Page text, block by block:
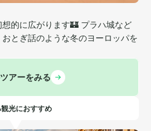
的に広がります🏰 プラハ城など
とぎ話のような冬のヨーロッパを
アーをみる
光におすすめ